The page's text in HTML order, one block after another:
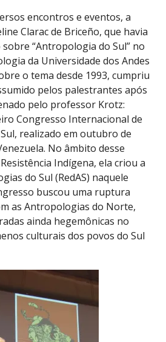
encontros e eventos, a
Clarac de Briceño, que havia
“Antropologia do Sul” no
da Universidade dos Andes
o tema desde 1993, cumpriu
pelos palestrantes após
pelo professor Krotz:
Congresso Internacional de
realizado em outubro de
No âmbito desse
Indígena, ela criou a
do Sul (RedAS) naquele
buscou uma ruptura
as Antropologias do Norte,
ainda hegemônicas no
culturais dos povos do Sul